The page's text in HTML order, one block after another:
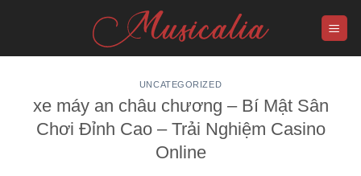
UNCATEGORIZED
xe máy an châu chương – Bí Mật Sân
Chơi Đỉnh Cao – Trải Nghiệm Casino
Online